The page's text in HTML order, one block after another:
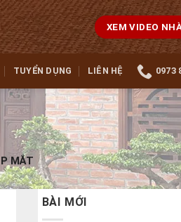
XEM VIDEO
TUYỂN DỤNG LIÊN HỆ 0973
MẮT
BÀI MỚI